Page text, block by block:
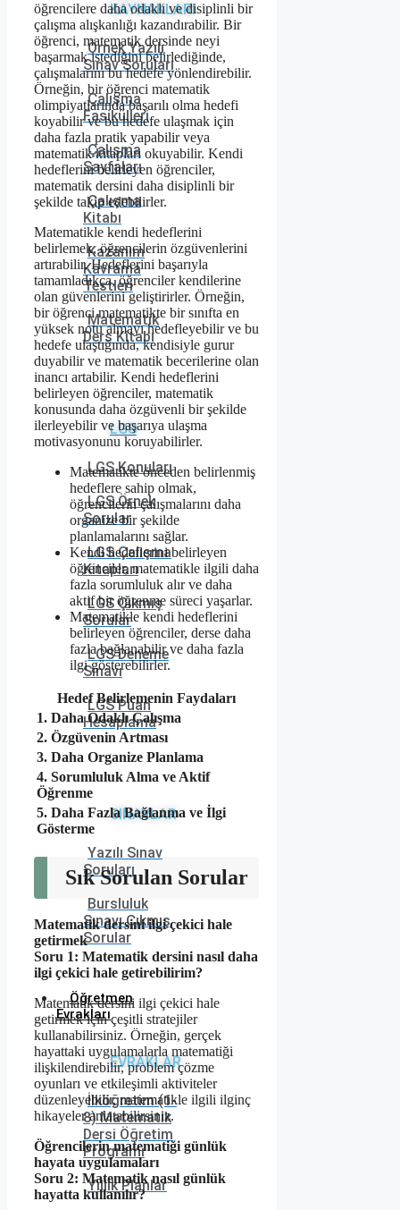
KAYNAKLARI
Örnek Yazılı
Sınav Soruları
Çalışma
Fasikülleri
Çalışma
Sayfaları
Çalışma
Kitabı
Kazanım
Kavrama
Testleri
Matematik
Ders Kitabı
LGS
LGS Konuları
LGS Örnek
Sorular
LGS Çalışma
Kitapları
LGS Çıkmış
Sorular
LGS Deneme
Sınavı
LGS Puan
Hesaplama
SINAVLAR
Yazılı Sınav
Soruları
Bursluluk
Sınavı Çıkmış
Sorular
Öğretmen
Evrakları
EVRAKLAR
İlköğretim (1-
8) Matematik
Dersi Öğretim
Programı
Yıllık Planlar
öğrencilere daha odaklı ve disiplinli bir
çalışma alışkanlığı kazandırabilir. Bir
öğrenci, matematik dersinde neyi
başarmak istediğini belirlediğinde,
çalışmalarını bu hedefe yönlendirebilir.
Örneğin, bir öğrenci matematik
olimpiyatlarında başarılı olma hedefi
koyabilir ve bu hedefe ulaşmak için
daha fazla pratik yapabilir veya
matematik kitapları okuyabilir. Kendi
hedeflerini belirleyen öğrenciler,
matematik dersini daha disiplinli bir
şekilde takip edebilirler.
Matematikle kendi hedeflerini
belirlemek, öğrencilerin özgüvenlerini
artırabilir. Hedeflerini başarıyla
tamamladıkça, öğrenciler kendilerine
olan güvenlerini geliştirirler. Örneğin,
bir öğrenci matematikte bir sınıfta en
yüksek notu almayı hedefleyebilir ve bu
hedefe ulaştığında, kendisiyle gurur
duyabilir ve matematik becerilerine olan
inancı artabilir. Kendi hedeflerini
belirleyen öğrenciler, matematik
konusunda daha özgüvenli bir şekilde
ilerleyebilir ve başarıya ulaşma
motivasyonunu koruyabilirler.
Matematikte önceden belirlenmiş
hedeflere sahip olmak,
öğrencilerin çalışmalarını daha
organize bir şekilde
planlamalarını sağlar.
Kendi hedeflerini belirleyen
öğrenciler, matematikle ilgili daha
fazla sorumluluk alır ve daha
aktif bir öğrenme süreci yaşarlar.
Matematikle kendi hedeflerini
belirleyen öğrenciler, derse daha
fazla bağlanabilir ve daha fazla
ilgi gösterebilirler.
Hedef Belirlemenin Faydaları
1. Daha Odaklı Çalışma
2. Özgüvenin Artması
3. Daha Organize Planlama
4. Sorumluluk Alma ve Aktif
Öğrenme
5. Daha Fazla Bağlanma ve İlgi
Gösterme
Sık Sorulan Sorular
Matematik dersini ilgi çekici hale
getirmek
Soru 1: Matematik dersini nasıl daha
ilgi çekici hale getirebilirim?
Matematik dersini ilgi çekici hale
getirmek için çeşitli stratejiler
kullanabilirsiniz. Örneğin, gerçek
hayattaki uygulamalarla matematiği
ilişkilendirebilir, problem çözme
oyunları ve etkileşimli aktiviteler
düzenleyebilir, matematikle ilgili ilginç
hikayeler anlatabilirsiniz.
Öğrencilerin matematiği günlük
hayata uygulamaları
Soru 2: Matematik nasıl günlük
hayatta kullanılır?